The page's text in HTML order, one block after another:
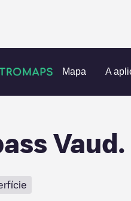
Mapa A
Suíça Ouest